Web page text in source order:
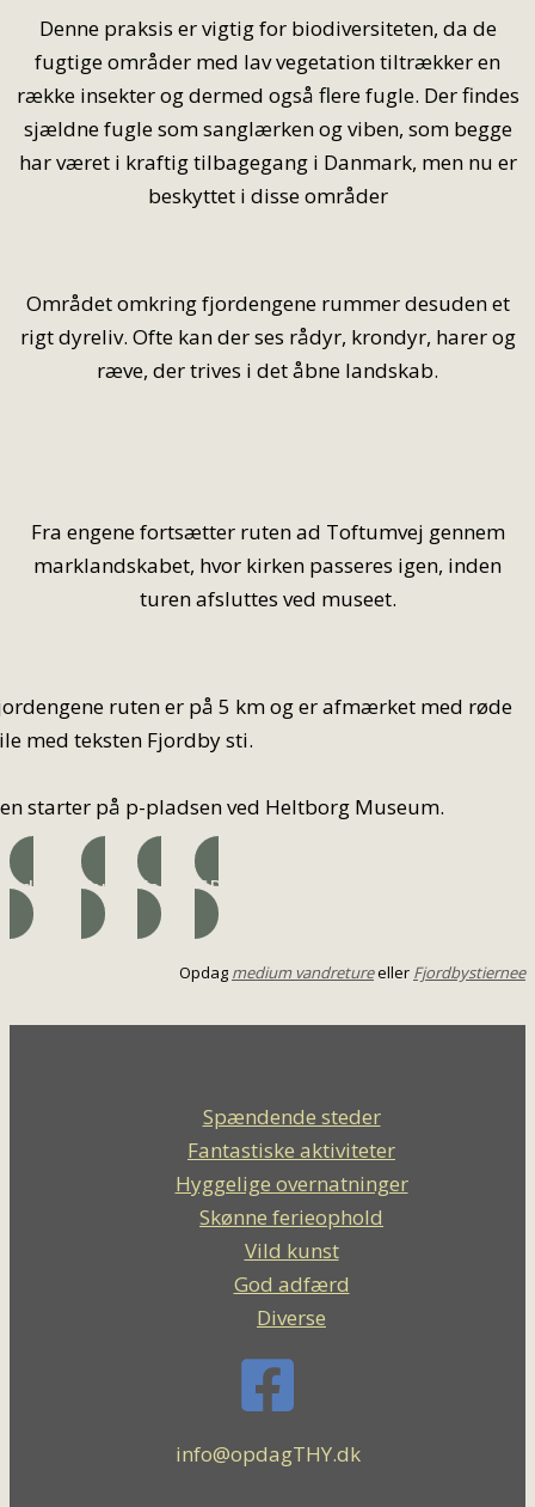
Denne praksis er vigtig for biodiversiteten, da de
fugtige områder med lav vegetation tiltrækker en
række insekter og dermed også flere fugle. Der findes
sjældne fugle som sanglærken og viben, som begge
har været i kraftig tilbagegang i Danmark, men nu er
beskyttet i disse områder
Området omkring fjordengene rummer desuden et
rigt dyreliv. Ofte kan der ses rådyr, krondyr, harer og
ræve, der trives i det åbne landskab.
Fra engene fortsætter ruten ad Toftumvej gennem
marklandskabet, hvor kirken passeres igen, inden
turen afsluttes ved museet.
ruten er på 5 km og er afmærket med røde
med teksten Fjordby sti.
starter på p-pladsen ved Heltborg Museum.
Adresse Ruten Folder GPX
Opdag medium vandretureeller Fjordbystiernee
Spændende steder
Fantastiske aktiviteter
Hyggelige overnatninger
Skønne ferieophold
Vild kunst
God adfærd
Diverse
info@opdagTHY.dk